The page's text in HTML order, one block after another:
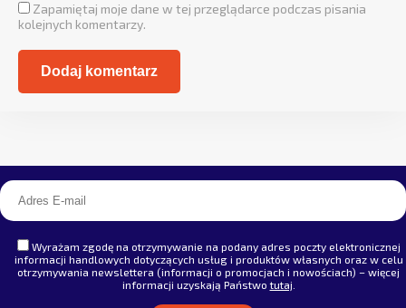
Zapamiętaj moje dane w tej przeglądarce podczas pisania
kolejnych komentarzy.
Wyrażam zgodę na otrzymywanie na podany adres poczty elektronicznej
informacji handlowych dotyczących usług i produktów własnych oraz w celu
otrzymywania newslettera (informacji o promocjach i nowościach) – więcej
informacji uzyskają Państwotutaj